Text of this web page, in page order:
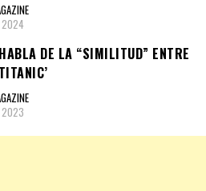
2024
DE LA “SIMILITUD” ENTRE
2023